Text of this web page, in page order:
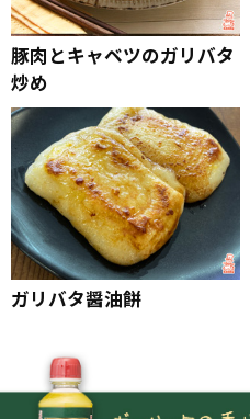
豚肉とキャベツのガリバタ
炒め
ガリバタ醤油餅